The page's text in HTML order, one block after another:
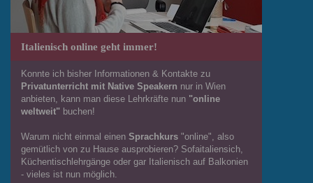
Italienisch online geht immer!
Konnte ich bisher Informationen & Kontakte zu
Privatunterricht mit Native Speakern nur in Wien
anbieten, kann man diese Lehrkräfte nun "online
weltweit" buchen!
Warum nicht einmal einen Sprachkurs "online", also
gemütlich von zu Hause ausprobieren? Sofaitaliensich,
Küchentischlehrgänge oder gar Italienisch auf Balkonien
- vieles ist nun möglich.